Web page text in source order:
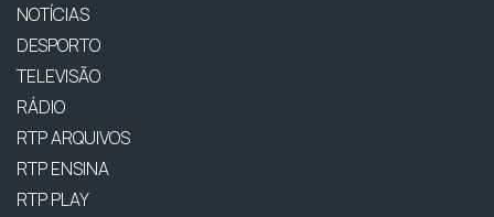
NOTÍCIAS
DESPORTO
TELEVISÃO
RÁDIO
RTP ARQUIVOS
RTP ENSINA
RTP PLAY